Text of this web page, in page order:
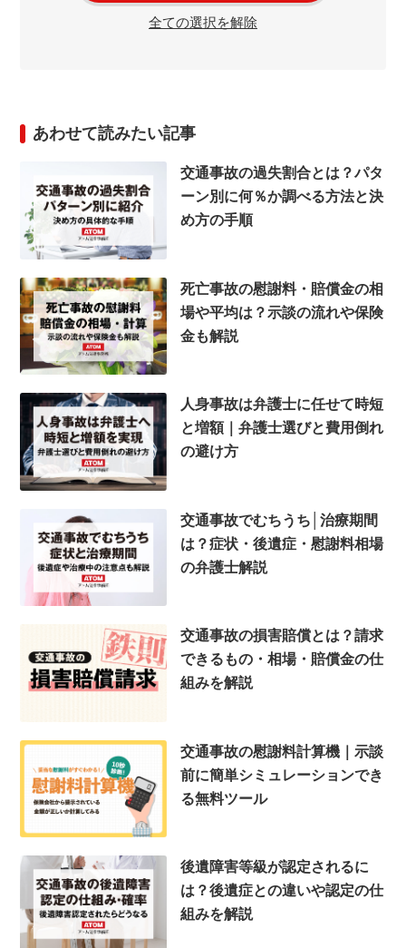
全ての選択を解除
あわせて読みたい記事
交通事故の過失割合とは？パタ
ーン別に何％か調べる方法と決
め方の手順
死亡事故の慰謝料・賠償金の相
場や平均は？示談の流れや保険
金も解説
人身事故は弁護士に任せて時短
と増額｜弁護士選びと費用倒れ
の避け方
交通事故でむちうち│治療期間
は？症状・後遺症・慰謝料相場
の弁護士解説
交通事故の損害賠償とは？請求
できるもの・相場・賠償金の仕
組みを解説
交通事故の慰謝料計算機｜示談
前に簡単シミュレーションでき
る無料ツール
後遺障害等級が認定されるに
は？後遺症との違いや認定の仕
組みを解説